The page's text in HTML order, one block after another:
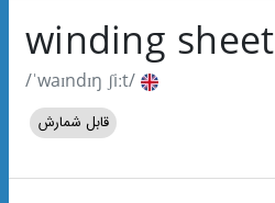
winding sheet
/ˈwaɪndɪŋ ʃiːt/
قابل شمارش